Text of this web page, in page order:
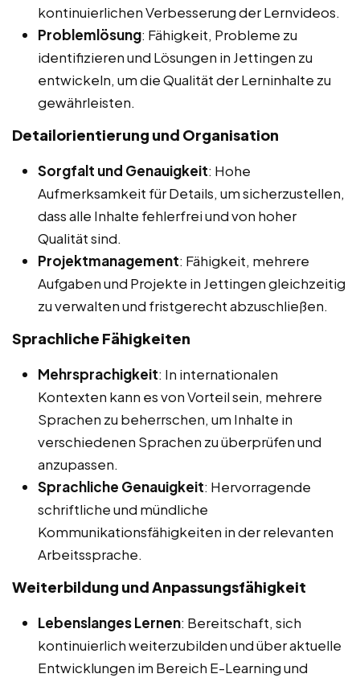
kontinuierlichen Verbesserung der Lernvideos.
Problemlösung: Fähigkeit, Probleme zu
identifizieren und Lösungen in Jettingen zu
entwickeln, um die Qualität der Lerninhalte zu
gewährleisten.
Detailorientierung und Organisation
Sorgfalt und Genauigkeit: Hohe
Aufmerksamkeit für Details, um sicherzustellen,
dass alle Inhalte fehlerfrei und von hoher
Qualität sind.
Projektmanagement: Fähigkeit, mehrere
Aufgaben und Projekte in Jettingen gleichzeitig
zu verwalten und fristgerecht abzuschließen.
Sprachliche Fähigkeiten
Mehrsprachigkeit: In internationalen
Kontexten kann es von Vorteil sein, mehrere
Sprachen zu beherrschen, um Inhalte in
verschiedenen Sprachen zu überprüfen und
anzupassen.
Sprachliche Genauigkeit: Hervorragende
schriftliche und mündliche
Kommunikationsfähigkeiten in der relevanten
Arbeitssprache.
Weiterbildung und Anpassungsfähigkeit
Lebenslanges Lernen: Bereitschaft, sich
kontinuierlich weiterzubilden und über aktuelle
Entwicklungen im Bereich E-Learning und